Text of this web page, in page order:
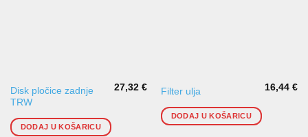
Disk pločice zadnje
TRW
27,32€
DODAJ U KOŠARICU
Filter ulja 16,44€
DODAJ U KOŠARICU